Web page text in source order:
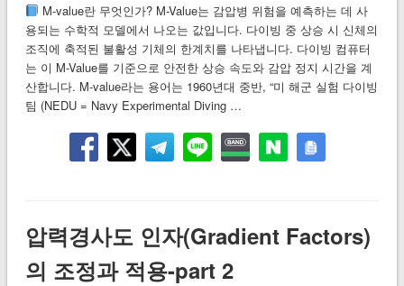
M-value란 무엇인가? M-Value는 감압병 위험을 예측하는 데 사
용되는 수학적 모델에서 나오는 값입니다. 다이빙 중 상승 시 신체의
조직에 축적된 불활성 기체의 한계치를 나타냅니다. 다이빙 컴퓨터
는 이 M-Value를 기준으로 안전한 상승 속도와 감압 정지 시간을 계
산합니다. M-value라는 용어는 1960년대 중반, “미 해군 실험 다이빙
팀 (NEDU = Navy Experimental Diving …
압력경사도 인자(Gradient Factors)
의 조정과 적용-part 2